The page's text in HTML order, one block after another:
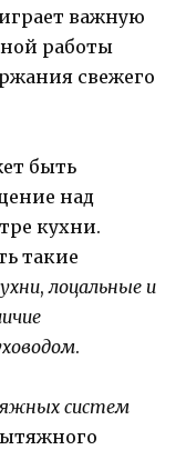
важную
работы
свежего
быть
над
кухни.
такие
,лоцальные и
.
систем